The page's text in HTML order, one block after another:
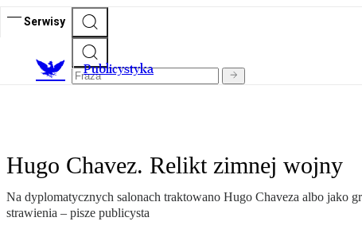
Serwisy
Publicystyka
Hugo Chavez. Relikt zimnej wojny
Na dyplomatycznych salonach traktowano Hugo Chaveza albo jako
strawienia – pisze publicysta